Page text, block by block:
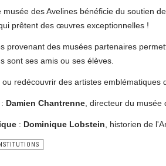
musée des Avelines bénéficie du soutien
prêtent des œuvres exceptionnelles !
provenant des musées partenaires
sont ses amis ou ses élèves.
redécouvrir des artistes emblématiques
: Damien Chantrenne , directeur du
: Dominique Lobstein , historien de